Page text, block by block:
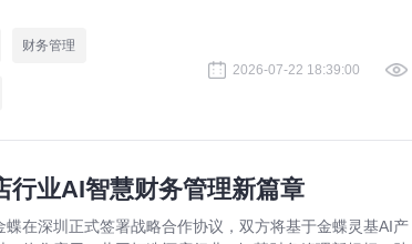
财务管理
2026-07-22 18:39:00
行业AI智慧财务管理新篇章
蝶在深圳正式签署战略合作协议，双方将基于金蝶灵基AI产